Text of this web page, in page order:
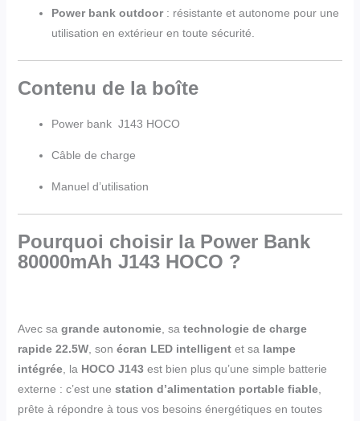
Power bank outdoor: résistante et autonome pour une
utilisation en extérieur en toute sécurité.
Contenu de la boîte
Power bank J143 HOCO
Câble de charge
Manuel d’utilisation
Pourquoi choisir la Power Bank
80000mAh J143 HOCO ?
Avec sa grande autonomie, sa technologie de charge
rapide 22.5W, son écran LED intelligentet sa lampe
intégrée, la HOCO J143est bien plus qu’une simple batterie
externe : c’est une station d’alimentation portable fiable,
prête à répondre à tous vos besoins énergétiques en toutes